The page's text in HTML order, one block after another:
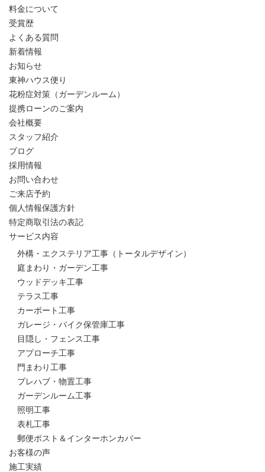
料金について
受賞歴
よくある質問
新着情報
お知らせ
東神ハウス便り
花粉症対策（ガーデンルーム）
提携ローンのご案内
会社概要
スタッフ紹介
ブログ
採用情報
お問い合わせ
ご来店予約
個人情報保護方針
特定商取引法の表記
サービス内容
外構・エクステリア工事（トータルデザイン）
庭まわり・ガーデン工事
ウッドデッキ工事
テラス工事
カーポート工事
ガレージ・バイク保管庫工事
目隠し・フェンス工事
アプローチ工事
門まわり工事
プレハブ・物置工事
ガーデンルーム工事
照明工事
表札工事
郵便ポスト＆インターホンカバー
お客様の声
施工実績